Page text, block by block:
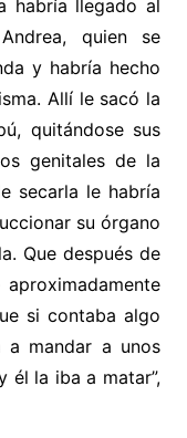
habría llegado al
quien se
y habría hecho
Allí le sacó la
quitándose sus
genitales de la
secarla le habría
su órgano
Que después de
si contaba algo
mandar a unos
él la iba a matar”,